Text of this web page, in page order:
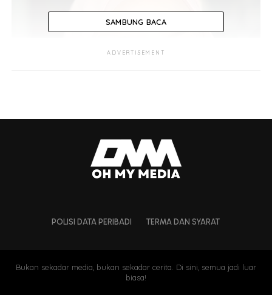
SAMBUNG BACA
ADVERTISEMENT
POLISI DATA PERIBADI TERMA DAN SYARAT
Bukan sekadar media, bukan sekadar cerita. Di sini, semua jadi luar
biasa!